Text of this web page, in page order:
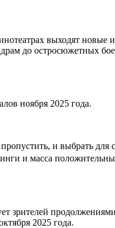
выходят новые
драм до остросюжетных
ноября 2025 года.
и выбрать для
и масса
зрителей
2025 года.